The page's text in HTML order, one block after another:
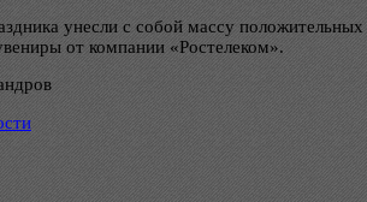
унесли с собой массу положительных
от компании «Ростелеком».